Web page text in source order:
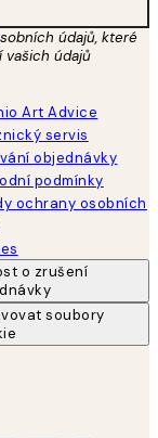
údajů, které
vašich údajů
Art Advice
servis
objednávky
podmínky
ochrany osobních
o zrušení
soubory